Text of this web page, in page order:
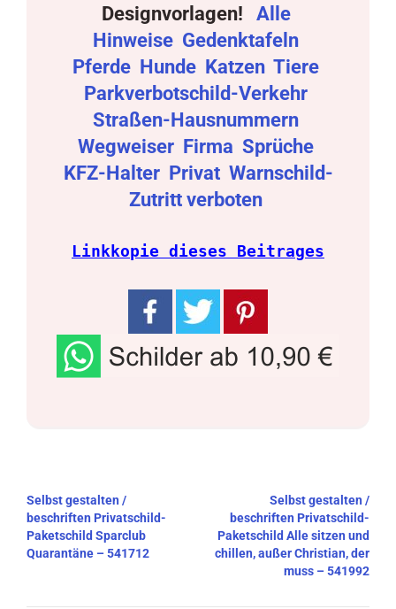
Designvorlagen!
Alle
Hinweise Gedenktafeln
Pferde Hunde Katzen Tiere
Parkverbotschild-Verkehr
Straßen-Hausnummern
Wegweiser Firma Sprüche
KFZ-Halter Privat Warnschild-
Zutritt verboten
Linkkopie dieses Beitrages
Beitragsnavigation
Selbst gestalten /
beschriften Privatschild-
Paketschild Sparclub
Quarantäne – 541712
Selbst gestalten /
beschriften Privatschild-
Paketschild Alle sitzen und
chillen, außer Christian, der
muss – 541992